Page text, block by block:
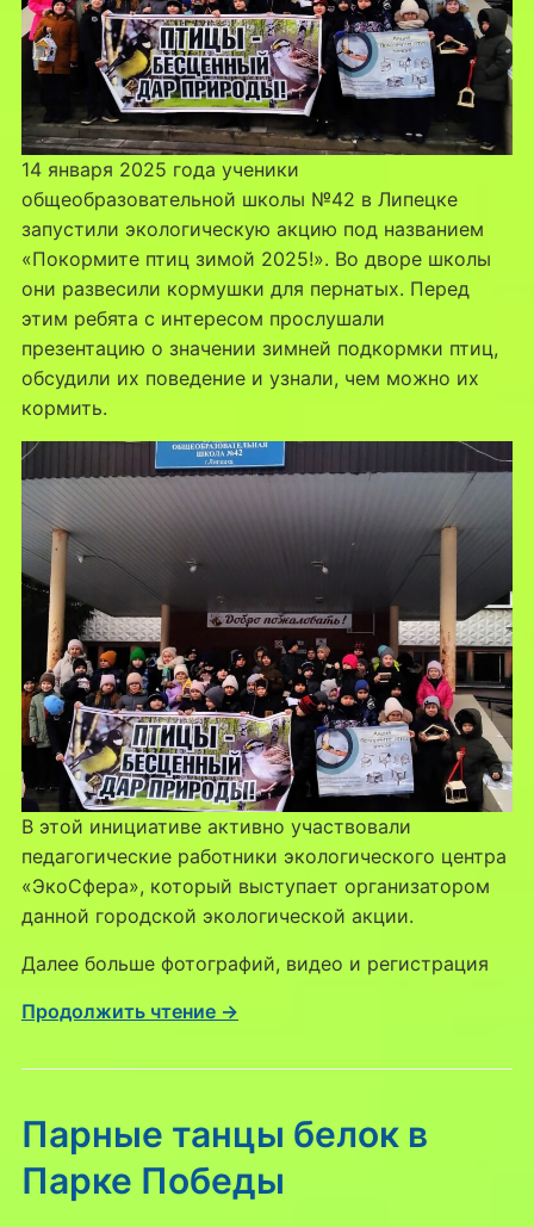
14 января 2025 года ученики
общеобразовательной школы №42 в Липецке
запустили экологическую акцию под названием
«Покормите птиц зимой 2025!». Во дворе школы
они развесили кормушки для пернатых. Перед
этим ребята с интересом прослушали
презентацию о значении зимней подкормки птиц,
обсудили их поведение и узнали, чем можно их
кормить.
В этой инициативе активно участвовали
педагогические работники экологического центра
«ЭкоСфера», который выступает организатором
данной городской экологической акции.
Далее больше фотографий, видео и регистрация
Продолжить чтение →
Парные танцы белок в
Парке Победы